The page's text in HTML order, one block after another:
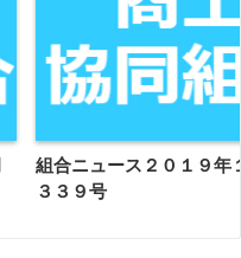
組合ニュース２０１９年
３３９号